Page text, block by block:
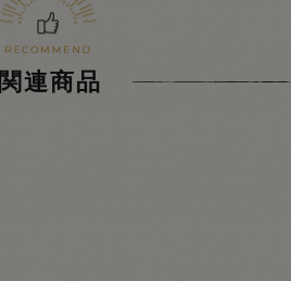
関連商品